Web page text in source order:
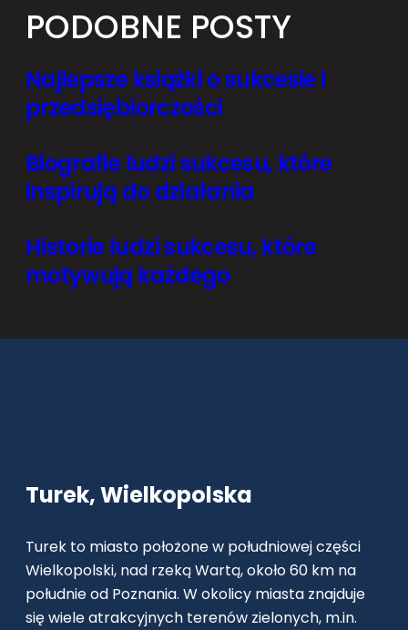
PODOBNE POSTY
Najlepsze książki o sukcesie i
przedsiębiorczości
Biografie ludzi sukcesu, które
inspirują do działania
Historie ludzi sukcesu, które
motywują każdego
Turek, Wielkopolska
Turek to miasto położone w południowej części
Wielkopolski, nad rzeką Wartą, około 60 km na
południe od Poznania. W okolicy miasta znajduje
się wiele atrakcyjnych terenów zielonych, m.in.